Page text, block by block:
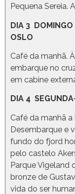
Pequena Sereia.
DIA 3 DOMINGO
OSLO
Café da manhã.
embarque no
em cabine
DIA 4
Café da manhã
Desembarque e
fundo do fjord
pelo castelo
Parque Vigeland
bronze de
vida do ser